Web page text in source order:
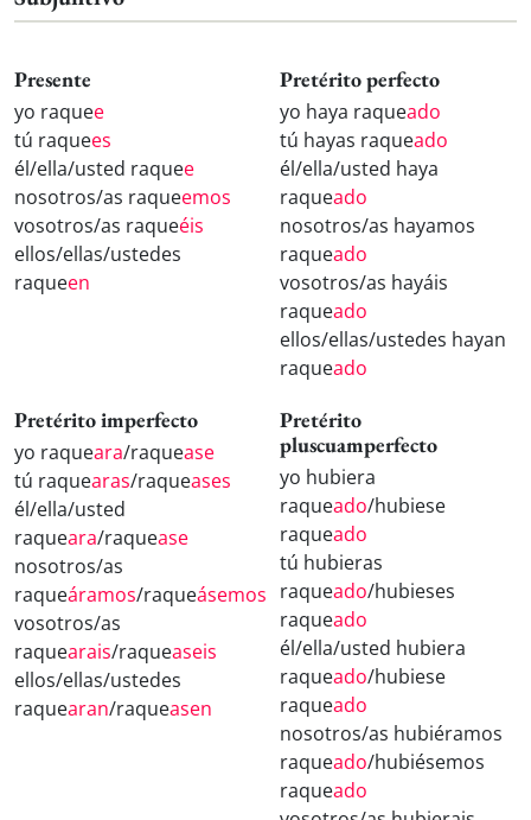
Presente
yo raquee
tú raquees
él/ella/usted raquee
nosotros/as raqueemos
vosotros/as raqueéis
ellos/ellas/ustedes
raqueen
Pretérito perfecto
yo haya raqueado
tú hayas raqueado
él/ella/usted haya
raqueado
nosotros/as hayamos
raqueado
vosotros/as hayáis
raqueado
ellos/ellas/ustedes hayan
raqueado
Pretérito imperfecto
yo raqueara/raquease
tú raquearas/raqueases
él/ella/usted
raqueara/raquease
nosotros/as
raqueáramos/raqueásemos
vosotros/as
raquearais/raqueaseis
ellos/ellas/ustedes
raquearan/raqueasen
Pretérito
pluscuamperfecto
yo hubiera
raqueado/hubiese
raqueado
tú hubieras
raqueado/hubieses
raqueado
él/ella/usted hubiera
raqueado/hubiese
raqueado
nosotros/as hubiéramos
raqueado/hubiésemos
raqueado